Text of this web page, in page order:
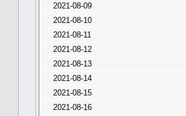
2021-08-09
2021-08-10
2021-08-11
2021-08-12
2021-08-13
2021-08-14
2021-08-15
2021-08-16